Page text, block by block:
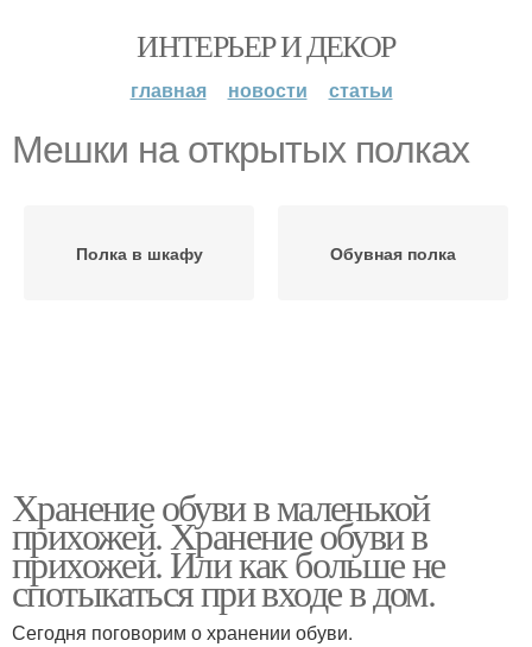
ИНТЕРЬЕР И ДЕКОР
главная новости статьи
Мешки на открытых полках
Полка в шкафу Обувная полка
Хранение обуви в маленькой
прихожей. Хранение обуви в
прихожей. Или как больше не
спотыкаться при входе в дом.
Сегодня поговорим о хранении обуви.